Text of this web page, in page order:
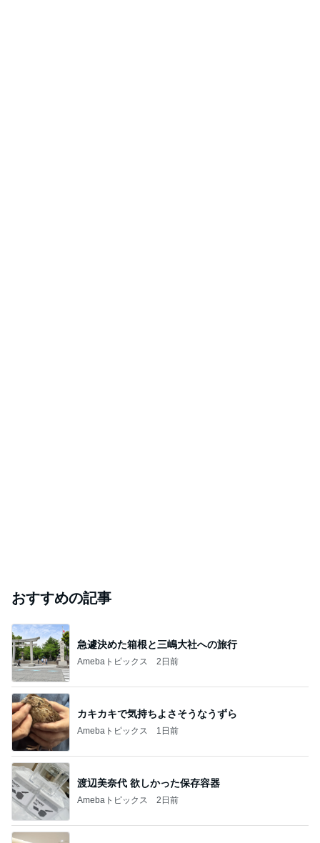
おすすめの記事
急遽決めた箱根と三嶋大社への旅行
Amebaトピックス 2日前
カキカキで気持ちよさそうなうずら
Amebaトピックス 1日前
渡辺美奈代 欲しかった保存容器
Amebaトピックス 2日前